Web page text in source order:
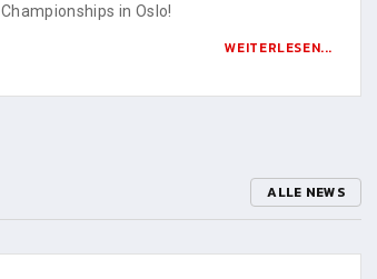
Championships in Oslo!
WEITERLESEN...
ALLE NEWS